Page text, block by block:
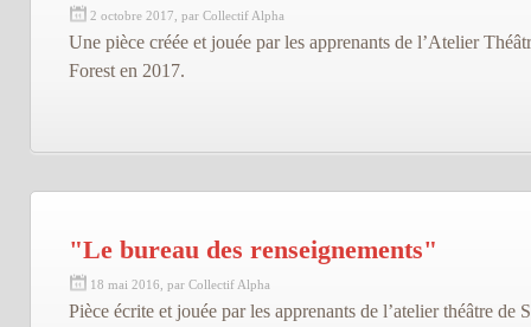
2 octobre 2017, par Collectif Alpha
Une pièce créée et jouée par les apprenants de l’Atelier
Forest en 2017.
"Le bureau des renseignements"
18 mai 2016, par Collectif Alpha
Pièce écrite et jouée par les apprenants de l’atelier théâtre de